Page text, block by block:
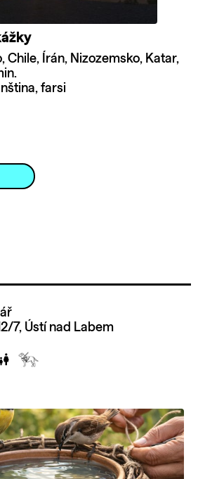
Chile, Írán, Nizozemsko, Katar,
farsi
7, Ústí nad Labem